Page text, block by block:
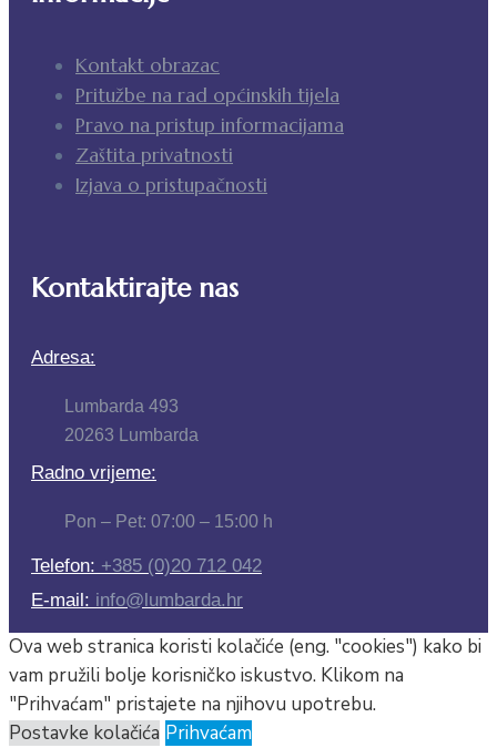
Kontakt obrazac
Pritužbe na rad općinskih tijela
Pravo na pristup informacijama
Zaštita privatnosti
Izjava o pristupačnosti
Kontaktirajte nas
Adresa:
Lumbarda 493
20263 Lumbarda
Radno vrijeme:
Pon – Pet: 07:00 – 15:00 h
Telefon: +385 (0)20 712 042
E-mail: info@lumbarda.hr
Ova web stranica koristi kolačiće (eng. "cookies") kako bi
vam pružili bolje korisničko iskustvo. Klikom na
"Prihvaćam" pristajete na njihovu upotrebu.
Postavke kolačića Prihvaćam